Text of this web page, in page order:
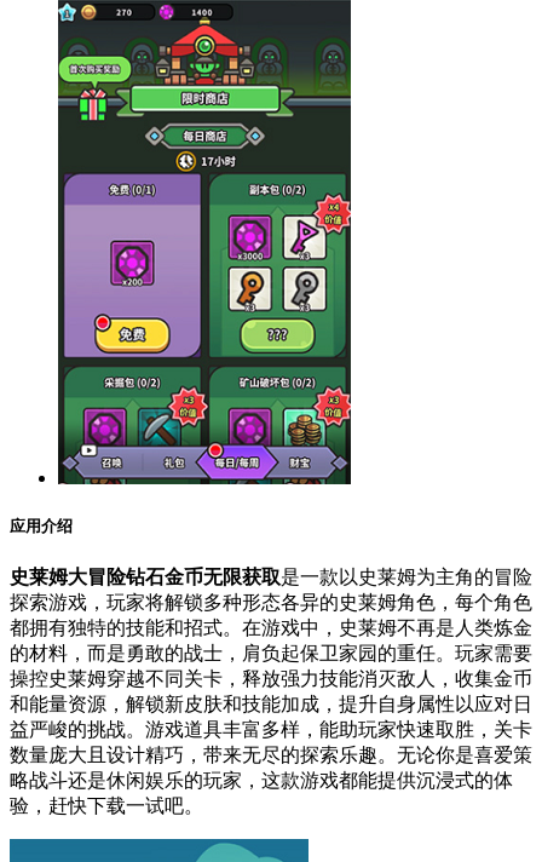
应用介绍
史莱姆大冒险钻石金币无限获取是一款以史莱姆为主角的冒险
探索游戏，玩家将解锁多种形态各异的史莱姆角色，每个角色
都拥有独特的技能和招式。在游戏中，史莱姆不再是人类炼金
的材料，而是勇敢的战士，肩负起保卫家园的重任。玩家需要
操控史莱姆穿越不同关卡，释放强力技能消灭敌人，收集金币
和能量资源，解锁新皮肤和技能加成，提升自身属性以应对日
益严峻的挑战。游戏道具丰富多样，能助玩家快速取胜，关卡
数量庞大且设计精巧，带来无尽的探索乐趣。无论你是喜爱策
略战斗还是休闲娱乐的玩家，这款游戏都能提供沉浸式的体
验，赶快下载一试吧。